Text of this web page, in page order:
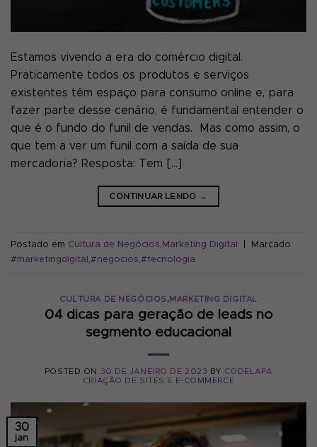
Estamos vivendo a era do comércio digital.
Praticamente todos os produtos e serviços
existentes têm espaço para consumo online e, para
fazer parte desse cenário, é fundamental entender o
que é o fundo do funil de vendas. Mas como assim, o
que tem a ver um funil com a saída de sua
mercadoria? Resposta: Tem […]
CONTINUAR LENDO →
Postado em Cultura de Negócios, Marketing Digital
Marcado
#marketingdigital ,#negocios,#tecnologia
CULTURA DE NEGÓCIOS ,MARKETING DIGITAL
04 dicas para geração de leads no
segmento educacional
POSTED ON 30 DE JANEIRO DE 2023 BY
CODELAPA
CRIAÇÃO DE SITES E E-COMMERCE
30
jan